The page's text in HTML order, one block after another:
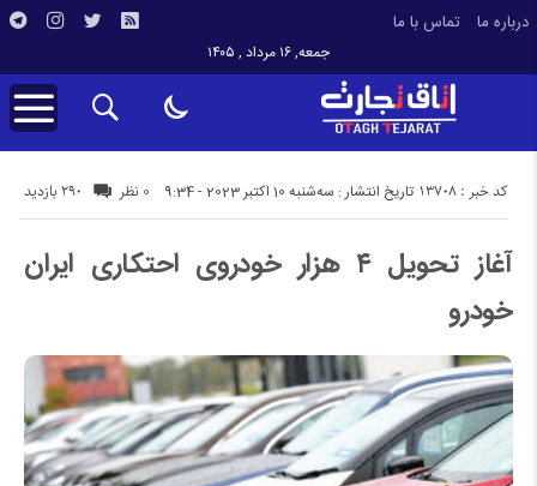
درباره ما تماس با ما
جمعه, ۱۶ مرداد , ۱۴۰۵
تاریخ انتشار : سه‌شنبه 10 اکتبر 2023 - 9:34 290 بازدید کد خبر : 13708 0 نظر
آغاز تحویل ۴ هزار خودروی احتکاری ایران‌
خودرو